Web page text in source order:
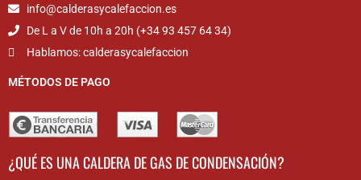
info@calderasycalefaccion.es
De L a V de 10h a 20h (+34 93 457 64 34)
Hablamos: calderasycalefaccion
MÉTODOS DE PAGO
¿QUÉ ES UNA CALDERA DE GAS DE CONDENSACIÓN?